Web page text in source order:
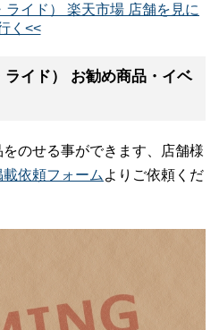
イド） 楽天市場 店舗を見に
く<<
イド） お勧め商品・イベ
のせる事ができます、店舗様
依頼フォーム よりご依頼くだ